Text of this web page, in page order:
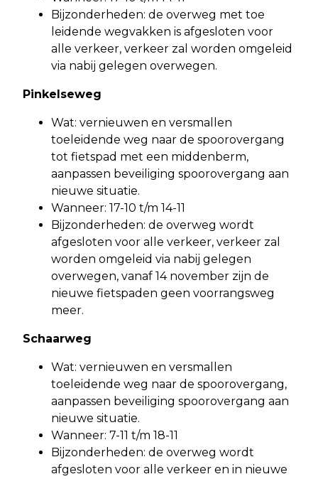
Bijzonderheden: de overweg met toe
leidende wegvakken is afgesloten voor
alle verkeer, verkeer zal worden omgeleid
via nabij gelegen overwegen.
Pinkelseweg
Wat: vernieuwen en versmallen
toeleidende weg naar de spoorovergang
tot fietspad met een middenberm,
aanpassen beveiliging spoorovergang aan
nieuwe situatie.
Wanneer: 17-10 t/m 14-11
Bijzonderheden: de overweg wordt
afgesloten voor alle verkeer, verkeer zal
worden omgeleid via nabij gelegen
overwegen, vanaf 14 november zijn de
nieuwe fietspaden geen voorrangsweg
meer.
Schaarweg
Wat: vernieuwen en versmallen
toeleidende weg naar de spoorovergang,
aanpassen beveiliging spoorovergang aan
nieuwe situatie.
Wanneer: 7-11 t/m 18-11
Bijzonderheden: de overweg wordt
afgesloten voor alle verkeer en in nieuwe